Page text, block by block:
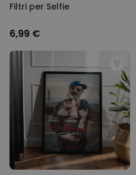
Filtri per Selfie
6,99 €